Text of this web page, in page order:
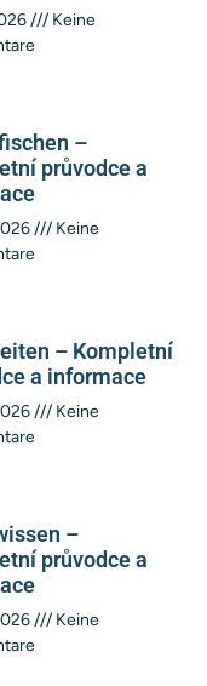
Keine
–
průvodce a
Keine
– Kompletní
a informace
Keine
–
průvodce a
Keine